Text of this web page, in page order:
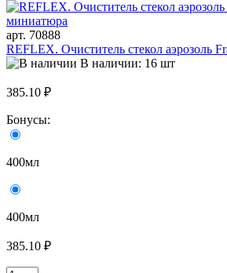
арт. 70888
REFLEX. Очиститель стекол аэрозоль
В наличии: 16 шт
385.10 ₽
Бонусы:
400мл
400мл
385.10 ₽